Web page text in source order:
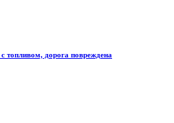
топливом, дорога повреждена